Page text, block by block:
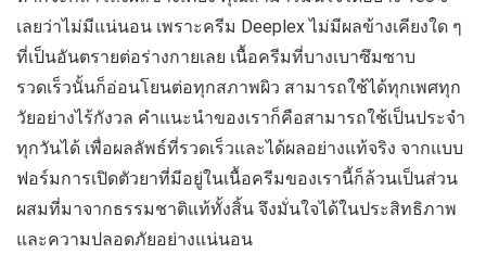
เลยว่าไม่มีแน่นอน เพราะครีม Deeplex ไม่มีผลข้างเคียงใด ๆ
ที่เป็นอันตรายต่อร่างกายเลย เนื้อครีมที่บางเบาซึมซาบ
รวดเร็วนั้นก็อ่อนโยนต่อทุกสภาพผิว สามารถใช้ได้ทุกเพศทุก
วัยอย่างไร้กังวล คำแนะนำของเราก็คือสามารถใช้เป็นประจำ
ทุกวันได้ เพื่อผลลัพธ์ที่รวดเร็วและได้ผลอย่างแท้จริง จากแบบ
ฟอร์มการเปิดตัวยาที่มีอยู่ในเนื้อครีมของเรานี้ก็ล้วนเป็นส่วน
ผสมที่มาจากธรรมชาติแท้ทั้งสิ้น จึงมั่นใจได้ในประสิทธิภาพ
และความปลอดภัยอย่างแน่นอน